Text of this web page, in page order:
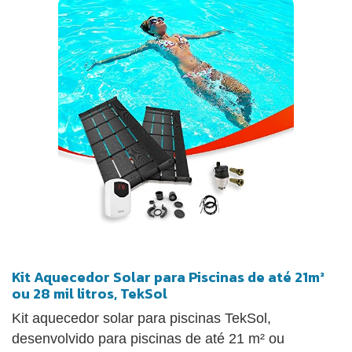
Kit Aquecedor Solar para Piscinas de até 21m²
ou 28 mil litros, TekSol
Kit aquecedor solar para piscinas TekSol,
desenvolvido para piscinas de até 21 m² ou